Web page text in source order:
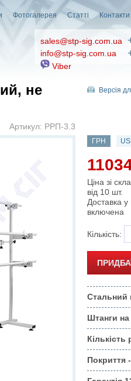
Фотогалерея Статті Контакти
sales@stp-sig.com.ua
info@stp-sig.com.ua
Viber
Версія
не
Артикул: РРП-3.3
ГРН
Ціна зі
від 10 шт.
Доставка у
включена
Кількість:
Стальний
Штанги
Покриття